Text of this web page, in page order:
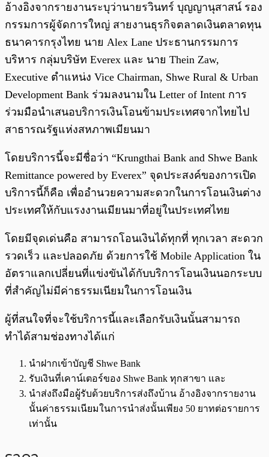
อ้างอิงจากรายงานระบุว่านายรวินทร์ บุญญานุสาสน์ รอง
กรรมการผู้จัดการใหญ่ สายงานธุรกิจตลาดเงินตลาดทุน
ธนาคารกรุงไทย นาย Alex Lane ประธานกรรมการ
บริหาร กลุ่มบริษัท Everex และ นาย Thein Zaw,
Executive ตำแหน่ง Vice Chairman, Shwe Rural & Urban
Development Bank ร่วมลงนามใน Letter of Intent การ
ร่วมมือนำเสนอบริการเงินโอนข้ามประเทศจากไทยไป
สาธารณรัฐแห่งสหภาพเมียนมา
โดยบริการนี้จะมีชื่อว่า “Krungthai Bank and Shwe Bank
Remittance powered by Everex” จุดประสงค์ของการเปิด
บริการนี้ก็คือ เพื่ออำนวยความสะดวกในการโอนเงินต่าง
ประเทศให้กับแรงงานเมียนมาที่อยู่ในประเทศไทย
โดยมีจุดเด่นคือ สามารถโอนเงินได้ทุกที่ ทุกเวลา สะดวก
รวดเร็ว และปลอดภัย ด้วยการใช้ Mobile Application ใน
อัตราแลกเปลี่ยนที่แข่งขันได้กับบริการโอนเงินนอกระบบ
ที่สำคัญไม่มีค่าธรรมเนียมในการโอนเงิน
ผู้ที่สนใจที่จะใช้บริการนี้และเลือกรับเงินนั้นสามารถ
ทำได้สามช่องทางได้แก่
นำฝากเข้าบัญชี Shwe Bank
รับเงินที่เคาน์เตอร์ของ Shwe Bank ทุกสาขา และ
นำส่งถึงมือผู้รับด้วยบริการส่งถึงบ้าน อ้างอิงจากรายงาน
นั้นค่าธรรมเนียมในการนำส่งนั้นเพียง 50 ยาทต่อรายการ
เท่านั้น